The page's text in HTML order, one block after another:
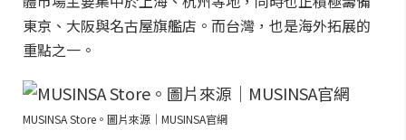
東京、大阪與名古屋旗艦店。而台灣，也是海外拓展的
重點之一。
MUSINSA Store。圖片來源｜MUSINSA官網